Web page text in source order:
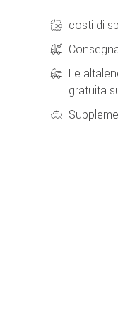
costi di
Le
gratuita